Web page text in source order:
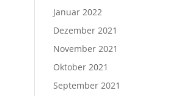
Januar 2022
Dezember 2021
November 2021
Oktober 2021
September 2021